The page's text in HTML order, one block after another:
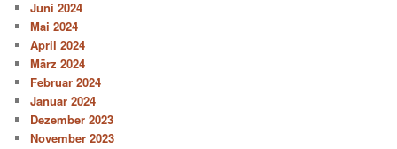
Juni 2024
Mai 2024
April 2024
März 2024
Februar 2024
Januar 2024
Dezember 2023
November 2023